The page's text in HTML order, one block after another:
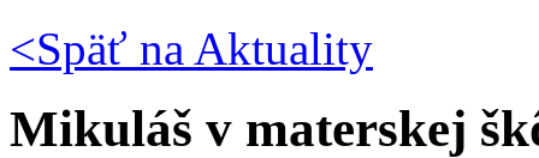
<Späť na Aktuality
Mikuláš v materskej